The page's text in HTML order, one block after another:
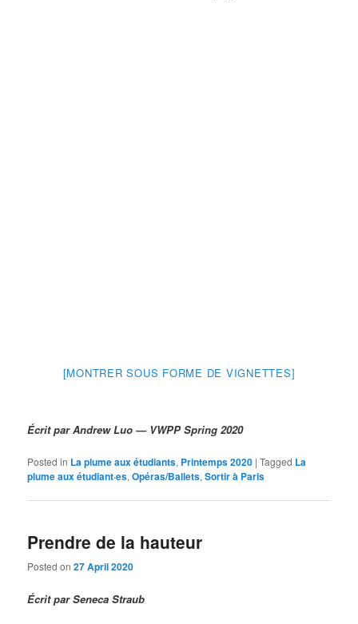
[MONTRER SOUS FORME DE VIGNETTES]
Écrit par Andrew Luo — VWPP Spring 2020
Posted in La plume aux étudiants, Printemps 2020 |Tagged La
plume aux étudiant·es,Opéras/Ballets,Sortir à Paris
Prendre de la hauteur
Posted on27 April 2020
Écrit par Seneca Straub